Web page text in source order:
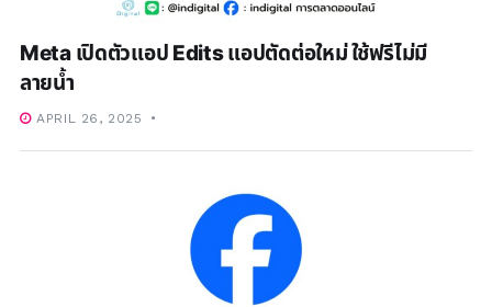
Meta เปิดตัวแอป Edits แอปตัดต่อใหม่ ใช้ฟรีไม่มี
ลายน้ำ
APRIL 26, 2025